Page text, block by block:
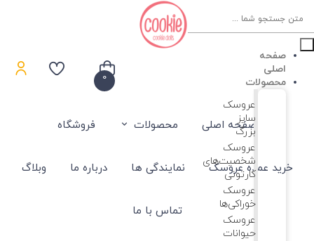
search
0
صفحه اصلی محصولات فروشگاه
خرید عمده عروسک نمایندگی ها درباره ما وبلاگ
تماس با ما
صفحه
اصلی
محصولات
عروسک
سایز
بزرگ
عروسک‌
شخصیت‌های
کارتونی
عروسک
خوراکی‌ها
عروسک
حیوانات